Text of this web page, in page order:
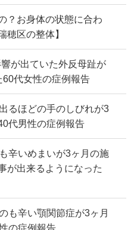
？お身体の状態に合わ
穂区の整体】
が出ていた外反母趾が
代女性の症例報告
るほどの手のしびれが3
代男性の症例報告
辛いめまいが3ヶ月の施
が出来るようになった
も辛い顎関節症が3ヶ月
の症例報告